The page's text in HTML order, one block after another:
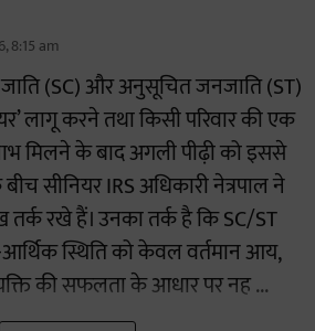
8:15 am
(SC) और अनुसूचित जनजाति (ST)
लागू करने तथा किसी परिवार की एक
मिलने के बाद अगली पीढ़ी को इससे
सीनियर IRS अधिकारी नेत्रपाल ने
रखे हैं। उनका तर्क है कि SC/ST
स्थिति को केवल वर्तमान आय,
की सफलता के आधार पर नह ...